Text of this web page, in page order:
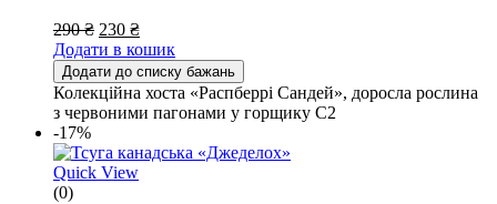
290₴ 230 ₴
Додати в кошик
Додати до списку бажань
Колекційна хоста «Распберрі Сандей», доросла рослина
з червоними пагонами у горщику С2
-17%
Quick View
(0)